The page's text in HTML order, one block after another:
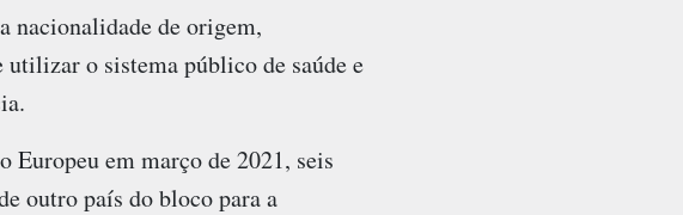
nacionalidade de origem,
o sistema público de saúde e
Europeu em março de 2021, seis
outro país do bloco para a